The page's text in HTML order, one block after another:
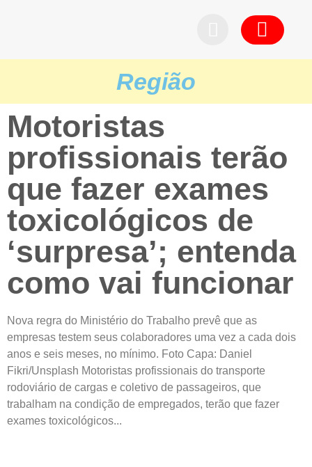
Região
Motoristas
profissionais terão
que fazer exames
toxicológicos de
‘surpresa’; entenda
como vai funcionar
Nova regra do Ministério do Trabalho prevê que as
empresas testem seus colaboradores uma vez a cada dois
anos e seis meses, no mínimo. Foto Capa: Daniel
Fikri/Unsplash Motoristas profissionais do transporte
rodoviário de cargas e coletivo de passageiros, que
trabalham na condição de empregados, terão que fazer
exames toxicológicos...